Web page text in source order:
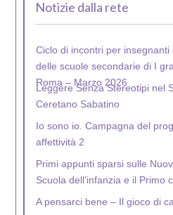
Notizie dalla rete
Ciclo di incontri per
delle scuole secondarie di I
Roma – Marzo 2026
Leggere Senza Stereotipi nel
Ceretano Sabatino
Io sono io. Campagna del
affettività 2
Primi appunti sparsi sulle
Scuola dell’infanzia e il Primo
A pensarci bene – Il gioco di